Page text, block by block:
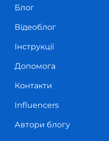
Блог
Відеоблог
Інструкції
Допомога
Контакти
Influencers
Автори блогу